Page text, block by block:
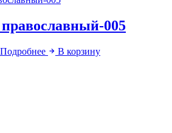
005
Подробнее В корзину